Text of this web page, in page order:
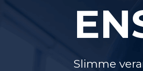
Slimme